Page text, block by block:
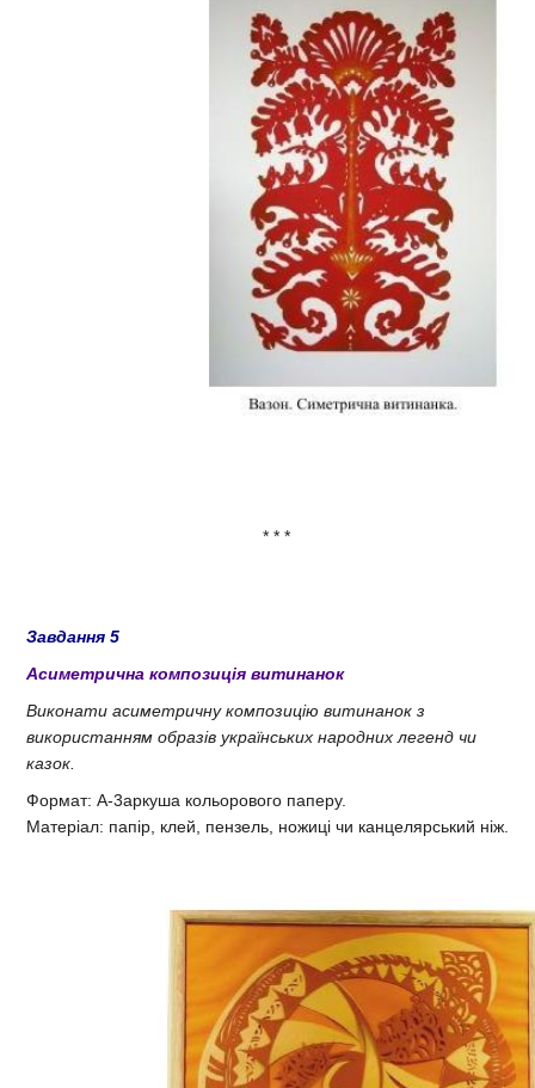
* * *
Завдання 5
Асиметрична композиція витинанок
Виконати асиметричну композицію витинанок з
використанням образів українських народних легенд чи
казок.
Формат: А-3аркуша кольорового паперу.
Матеріал: папір, клей, пензель, ножиці чи канцелярський ніж.